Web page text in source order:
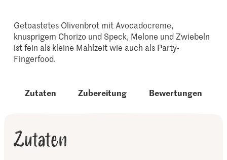
Getoastetes Olivenbrot mit Avocadocreme,
knusprigem Chorizo und Speck, Melone und Zwiebeln
ist fein als kleine Mahlzeit wie auch als Party-
Fingerfood.
Zutaten Zubereitung Bewertungen
Zutaten